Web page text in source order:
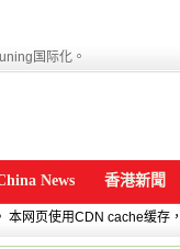
国际化。
News 香港新聞
网页使用CDN cache缓存